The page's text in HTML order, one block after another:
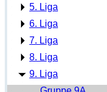
5. Liga
6. Liga
7. Liga
8. Liga
9. Liga